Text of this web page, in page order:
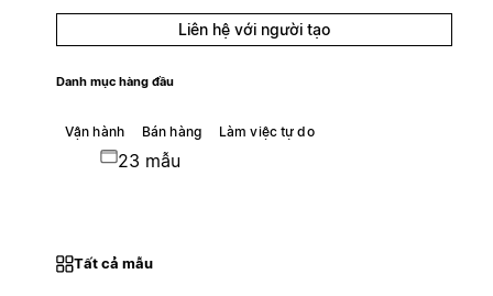
Liên hệ với người tạo
Danh mục hàng đầu
Vận hành Bán hàng Làm việc tự do
23 mẫu
Tất cả mẫu